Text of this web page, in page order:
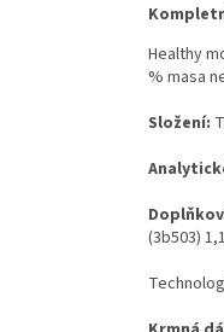
Healthy
% masa
Složení:
(3b503)